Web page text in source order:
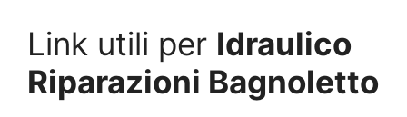
Link utili per Idraulico
Riparazioni Bagnoletto